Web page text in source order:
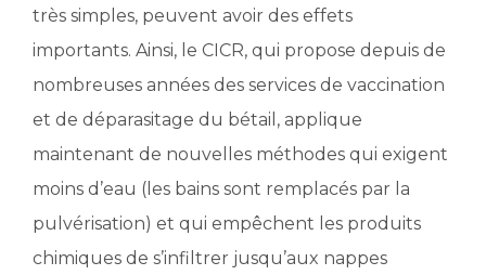
très simples, peuvent avoir des effets
importants. Ainsi, le CICR, qui propose depuis de
nombreuses années des services de vaccination
et de déparasitage du bétail, applique
maintenant de nouvelles méthodes qui exigent
moins d’eau (les bains sont remplacés par la
pulvérisation) et qui empêchent les produits
chimiques de s’infiltrer jusqu’aux nappes